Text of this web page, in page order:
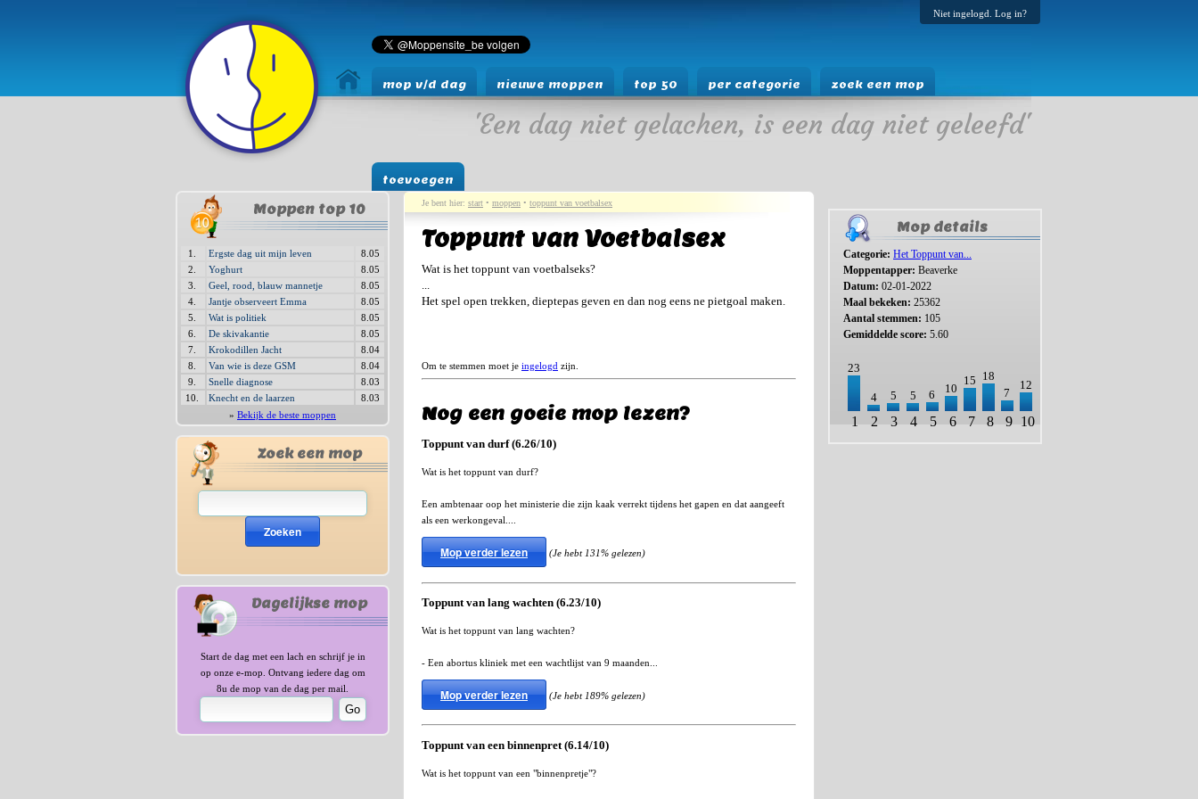
Niet ingelogd. Log in?
mop v/d dag nieuwe moppen top 50 per categorie zoek een mop
toevoegen
'Een dag niet gelachen, is een dag niet geleefd'
Moppen top 10
1. Ergste dag uit mijn leven
8.05
2.
Yoghurt
8.05
3.
Geel, rood, blauw mannetje
8.05
4.
Jantje observeert Emma
8.05
5.
Wat is politiek
8.05
6.
De skivakantie
8.05
7.
Krokodillen Jacht
8.04
8.
Van wie is deze GSM
8.04
9.
Snelle diagnose
8.03
10.
Knecht en de laarzen
8.03
» Bekijk de beste moppen
Zoek een mop
Zoeken
Dagelijkse mop
Start de dag met een lach en schrijf je in
op onze e-mop. Ontvang iedere dag om
8u de mop van de dag per mail.
Je bent hier: start • moppen • toppunt van voetbalsex
Toppunt van Voetbalsex
Wat is het toppunt van voetbalseks?
...
Het spel open trekken, dieptepas geven en dan nog eens ne pietgoal maken.
Om te stemmen moet je ingelogd zijn.
Nog een goeie mop lezen?
Toppunt van durf (6.26/10)
Wat is het toppunt van durf?
Een ambtenaar oop het ministerie die zijn kaak verrekt tijdens het gapen en dat aangeeft
als een werkongeval....
Mop verder lezen (Je hebt 131% gelezen)
Toppunt van lang wachten (6.23/10)
Wat is het toppunt van lang wachten?
- Een abortus kliniek met een wachtlijst van 9 maanden...
Mop verder lezen (Je hebt 189% gelezen)
Toppunt van een binnenpret (6.14/10)
Wat is het toppunt van een "binnenpretje"?
Mop details
Categorie: Het Toppunt van...
Moppentapper: Beaverke
Datum: 02-01-2022
Maal bekeken: 25362
Aantal stemmen: 105
Gemiddelde score: 5.60
23
4 5 5 6 10
15 18
7
12
1 2 3 4 5 6 7 8 9 10